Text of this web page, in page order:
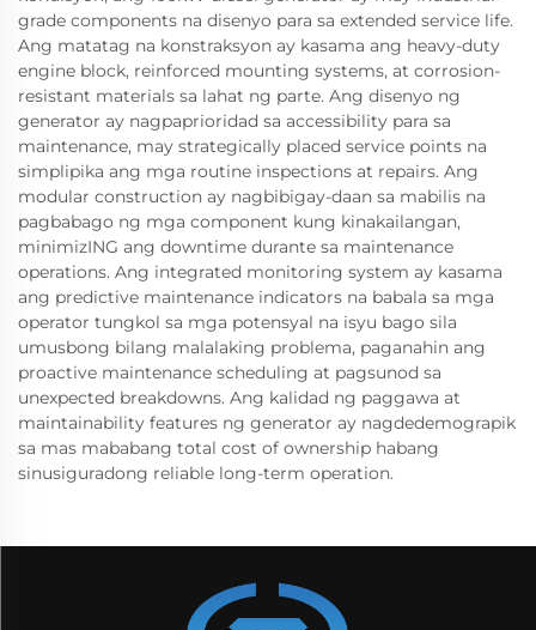
grade components na disenyo para sa extended service life.
Ang matatag na konstraksyon ay kasama ang heavy-duty
engine block, reinforced mounting systems, at corrosion-
resistant materials sa lahat ng parte. Ang disenyo ng
generator ay nagpaprioridad sa accessibility para sa
maintenance, may strategically placed service points na
simplipika ang mga routine inspections at repairs. Ang
modular construction ay nagbibigay-daan sa mabilis na
pagbabago ng mga component kung kinakailangan,
minimizING ang downtime durante sa maintenance
operations. Ang integrated monitoring system ay kasama
ang predictive maintenance indicators na babala sa mga
operator tungkol sa mga potensyal na isyu bago sila
umusbong bilang malalaking problema, paganahin ang
proactive maintenance scheduling at pagsunod sa
unexpected breakdowns. Ang kalidad ng paggawa at
maintainability features ng generator ay nagdedemograpik
sa mas mababang total cost of ownership habang
sinusiguradong reliable long-term operation.